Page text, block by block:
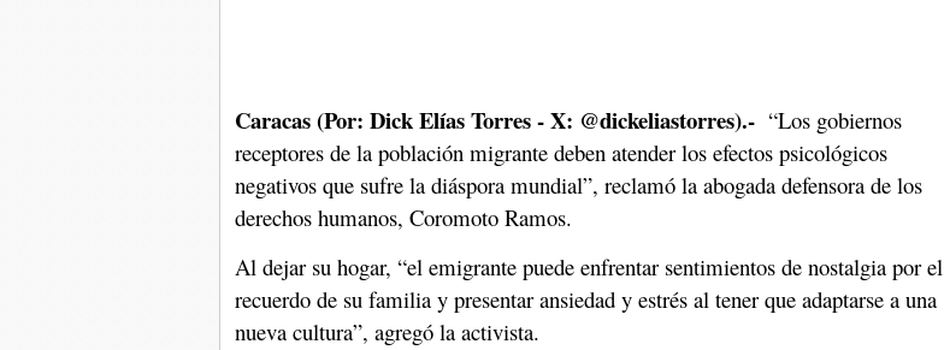
Caracas (Por: Dick Elías Torres - X: @dickeliastorres).- “Los gobiernos
receptores de la población migrante deben atender los efectos psicológicos
negativos que sufre la diáspora mundial”, reclamó la abogada defensora de los
derechos humanos, Coromoto Ramos.
Al dejar su hogar, “el emigrante puede enfrentar sentimientos de nostalgia por el
recuerdo de su familia y presentar ansiedad y estrés al tener que adaptarse a una
nueva cultura”, agregó la activista.